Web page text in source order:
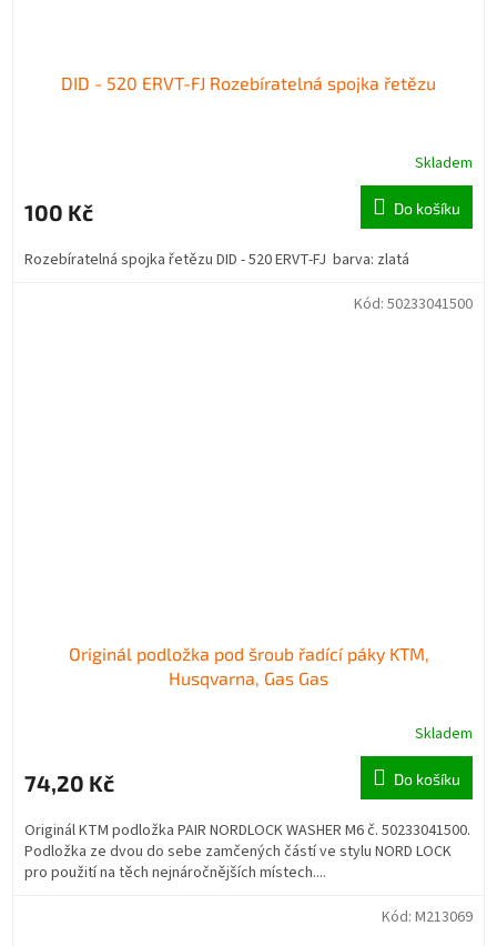
DID - 520 ERVT-FJ Rozebíratelná spojka řetězu
Skladem
100 Kč Do košíku
Rozebíratelná spojka řetězu DID - 520 ERVT-FJ barva: zlatá
Originál podložka pod šroub řadící páky KTM,
Husqvarna, Gas Gas
Skladem
74,20 Kč Do košíku
Originál KTM podložka PAIR NORDLOCK WASHER M6 č. 50233041500.
Podložka ze dvou do sebe zamčených částí ve stylu NORD LOCK
pro použití na těch nejnáročnějších místech....
Kód: 50233041500
Kód: M213069